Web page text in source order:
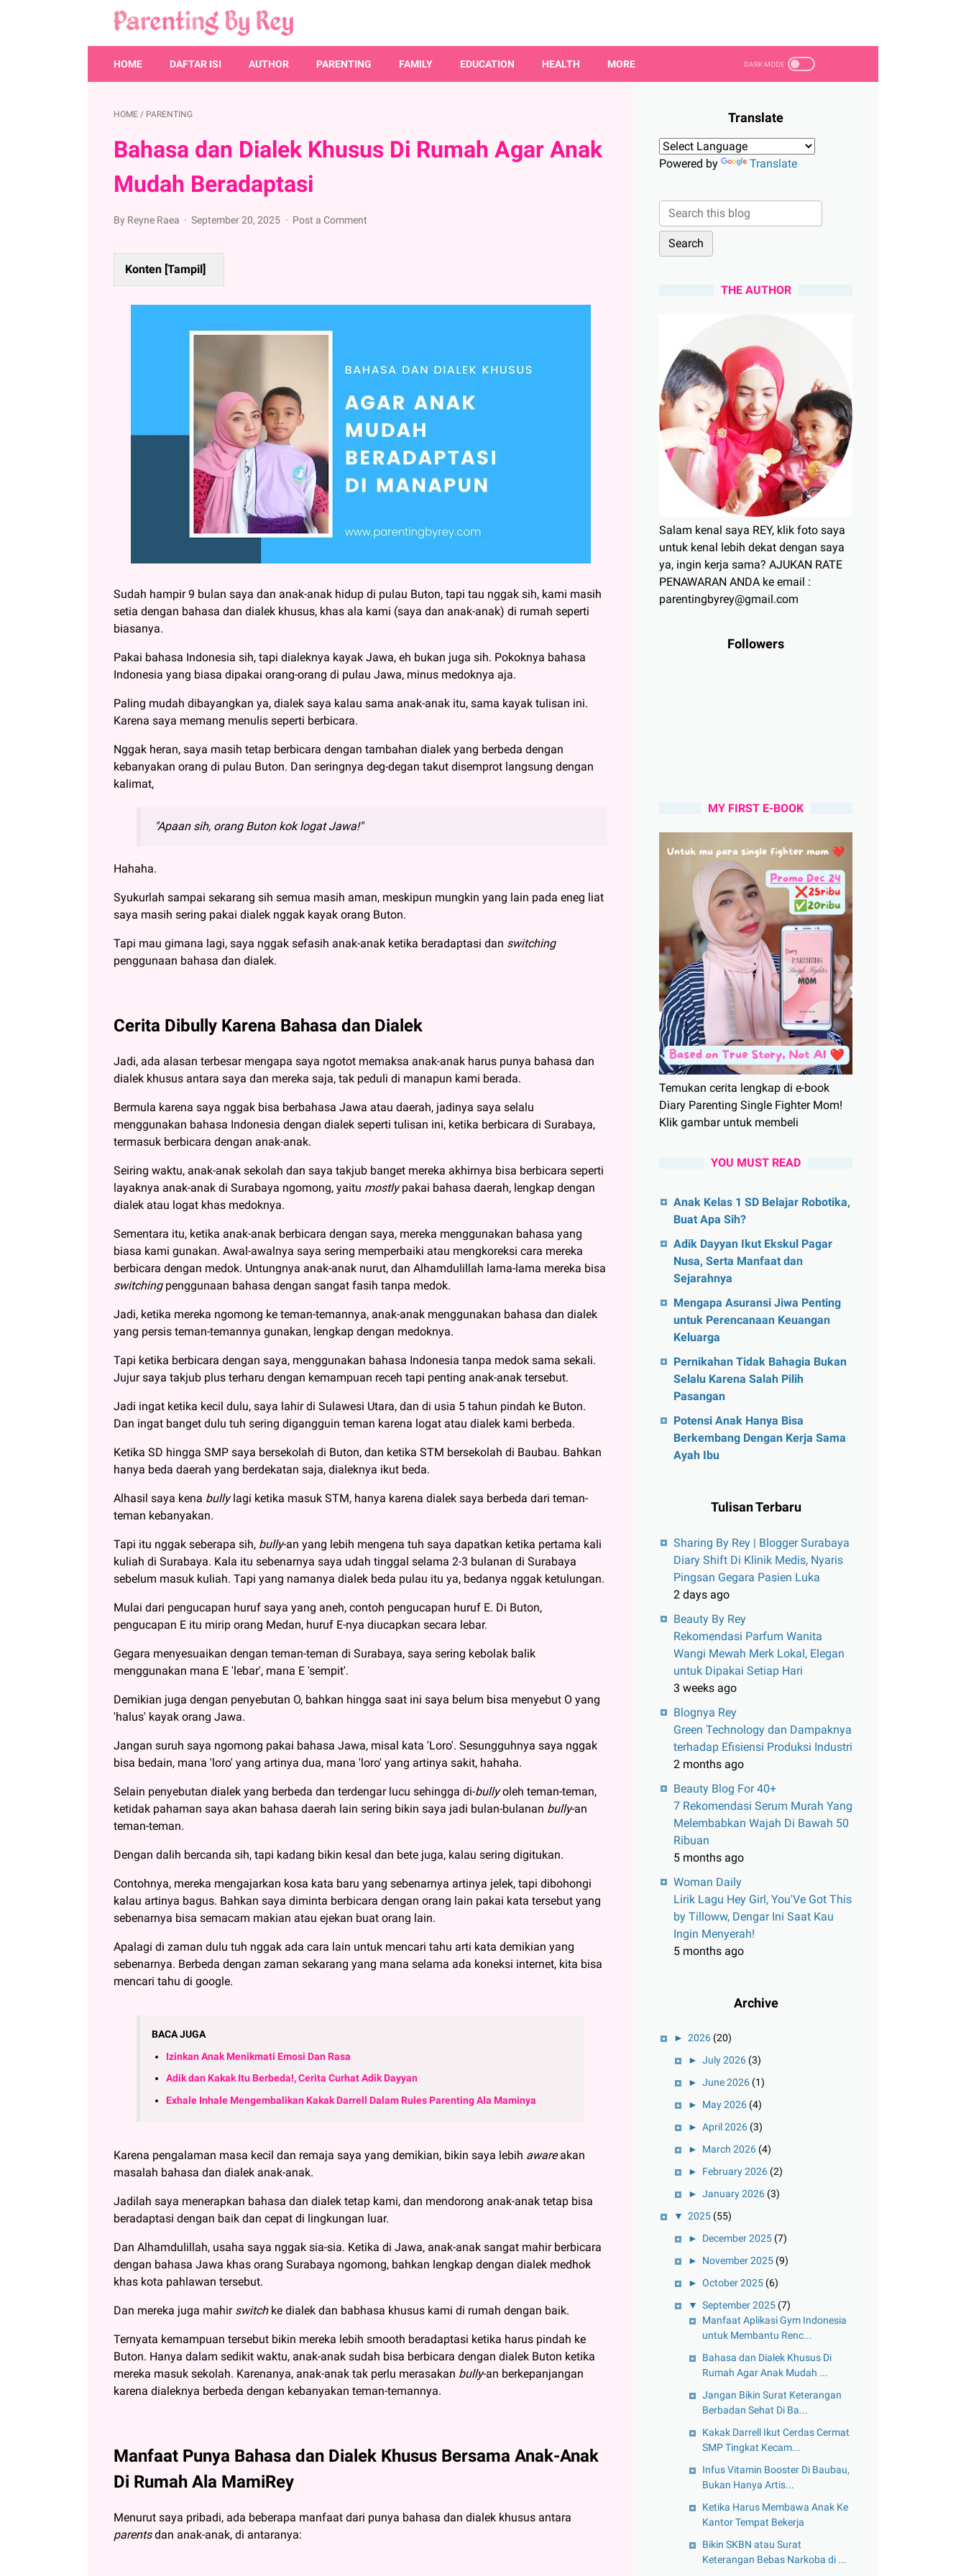
HOME DAFTAR ISI AUTHOR PARENTING FAMILY EDUCATION HEALTH MORE
HOME / PARENTING
Bahasa dan Dialek Khusus Di Rumah Agar Anak
Mudah Beradaptasi
By Reyne Raea September 20, 2025 Post a Comment
Konten [Tampil]
Sudah hampir 9 bulan saya dan anak-anak hidup di pulau Buton, tapi tau nggak sih, kami masih
setia dengan bahasa dan dialek khusus, khas ala kami (saya dan anak-anak) di rumah seperti
biasanya.
Pakai bahasa Indonesia sih, tapi dialeknya kayak Jawa, eh bukan juga sih. Pokoknya bahasa
Indonesia yang biasa dipakai orang-orang di pulau Jawa, minus medoknya aja.
Paling mudah dibayangkan ya, dialek saya kalau sama anak-anak itu, sama kayak tulisan ini.
Karena saya memang menulis seperti berbicara.
Nggak heran, saya masih tetap berbicara dengan tambahan dialek yang berbeda dengan
kebanyakan orang di pulau Buton. Dan seringnya deg-degan takut disemprot langsung dengan
kalimat,
"Apaan sih, orang Buton kok logat Jawa!"
Hahaha.
Syukurlah sampai sekarang sih semua masih aman, meskipun mungkin yang lain pada eneg liat
saya masih sering pakai dialek nggak kayak orang Buton.
Tapi mau gimana lagi, saya nggak sefasih anak-anak ketika beradaptasi dan switching
penggunaan bahasa dan dialek.
Cerita Dibully Karena Bahasa dan Dialek
Jadi, ada alasan terbesar mengapa saya ngotot memaksa anak-anak harus punya bahasa dan
dialek khusus antara saya dan mereka saja, tak peduli di manapun kami berada.
Bermula karena saya nggak bisa berbahasa Jawa atau daerah, jadinya saya selalu
menggunakan bahasa Indonesia dengan dialek seperti tulisan ini, ketika berbicara di Surabaya,
termasuk berbicara dengan anak-anak.
Seiring waktu, anak-anak sekolah dan saya takjub banget mereka akhirnya bisa berbicara seperti
layaknya anak-anak di Surabaya ngomong, yaitu mostlypakai bahasa daerah, lengkap dengan
dialek atau logat khas medoknya.
Sementara itu, ketika anak-anak berbicara dengan saya, mereka menggunakan bahasa yang
biasa kami gunakan. Awal-awalnya saya sering memperbaiki atau mengkoreksi cara mereka
berbicara dengan medok. Untungnya anak-anak nurut, dan Alhamdulillah lama-lama mereka bisa
switching penggunaan bahasa dengan sangat fasih tanpa medok.
Jadi, ketika mereka ngomong ke teman-temannya, anak-anak menggunakan bahasa dan dialek
yang persis teman-temannya gunakan, lengkap dengan medoknya.
Tapi ketika berbicara dengan saya, menggunakan bahasa Indonesia tanpa medok sama sekali.
Jujur saya takjub plus terharu dengan kemampuan receh tapi penting anak-anak tersebut.
Jadi ingat ketika kecil dulu, saya lahir di Sulawesi Utara, dan di usia 5 tahun pindah ke Buton.
Dan ingat banget dulu tuh sering digangguin teman karena logat atau dialek kami berbeda.
Ketika SD hingga SMP saya bersekolah di Buton, dan ketika STM bersekolah di Baubau. Bahkan
hanya beda daerah yang berdekatan saja, dialeknya ikut beda.
Alhasil saya kena bullylagi ketika masuk STM, hanya karena dialek saya berbeda dari teman-
teman kebanyakan.
Tapi itu nggak seberapa sih, bully-an yang lebih mengena tuh saya dapatkan ketika pertama kali
kuliah di Surabaya. Kala itu sebenarnya saya udah tinggal selama 2-3 bulanan di Surabaya
sebelum masuk kuliah. Tapi yang namanya dialek beda pulau itu ya, bedanya nggak ketulungan.
Mulai dari pengucapan huruf saya yang aneh, contoh pengucapan huruf E. Di Buton,
pengucapan E itu mirip orang Medan, huruf E-nya diucapkan secara lebar.
Gegara menyesuaikan dengan teman-teman di Surabaya, saya sering kebolak balik
menggunakan mana E 'lebar', mana E 'sempit'.
Demikian juga dengan penyebutan O, bahkan hingga saat ini saya belum bisa menyebut O yang
'halus' kayak orang Jawa.
Jangan suruh saya ngomong pakai bahasa Jawa, misal kata 'Loro'. Sesungguhnya saya nggak
bisa bedain, mana 'loro' yang artinya dua, mana 'loro' yang artinya sakit, hahaha.
Selain penyebutan dialek yang berbeda dan terdengar lucu sehingga di-bullyoleh teman-teman,
ketidak pahaman saya akan bahasa daerah lain sering bikin saya jadi bulan-bulanan bully-an
teman-teman.
Dengan dalih bercanda sih, tapi kadang bikin kesal dan bete juga, kalau sering digitukan.
Contohnya, mereka mengajarkan kosa kata baru yang sebenarnya artinya jelek, tapi dibohongi
kalau artinya bagus. Bahkan saya diminta berbicara dengan orang lain pakai kata tersebut yang
sebenarnya bisa semacam makian atau ejekan buat orang lain.
Apalagi di zaman dulu tuh nggak ada cara lain untuk mencari tahu arti kata demikian yang
sebenarnya. Berbeda dengan zaman sekarang yang mana selama ada koneksi internet, kita bisa
mencari tahu di google.
BACA JUGA
Izinkan Anak Menikmati Emosi Dan Rasa
Adik dan Kakak Itu Berbeda!, Cerita Curhat Adik Dayyan
Exhale Inhale Mengembalikan Kakak Darrell Dalam Rules Parenting Ala Maminya
Karena pengalaman masa kecil dan remaja saya yang demikian, bikin saya lebih awareakan
masalah bahasa dan dialek anak-anak.
Jadilah saya menerapkan bahasa dan dialek tetap kami, dan mendorong anak-anak tetap bisa
beradaptasi dengan baik dan cepat di lingkungan luar.
Dan Alhamdulillah, usaha saya nggak sia-sia. Ketika di Jawa, anak-anak sangat mahir berbicara
dengan bahasa Jawa khas orang Surabaya ngomong, bahkan lengkap dengan dialek medhok
khas kota pahlawan tersebut.
Dan mereka juga mahir switch ke dialek dan babhasa khusus kami di rumah dengan baik.
Ternyata kemampuan tersebut bikin mereka lebih smooth beradaptasi ketika harus pindah ke
Buton. Hanya dalam sedikit waktu, anak-anak sudah bisa berbicara dengan dialek Buton ketika
mereka masuk sekolah. Karenanya, anak-anak tak perlu merasakan bully-an berkepanjangan
karena dialeknya berbeda dengan kebanyakan teman-temannya.
Manfaat Punya Bahasa dan Dialek Khusus Bersama Anak-Anak
Di Rumah Ala MamiRey
Menurut saya pribadi, ada beberapa manfaat dari punya bahasa dan dialek khusus antara
parentsdan anak-anak, di antaranya:
Translate
Powered by Translate
THE AUTHOR
Salam kenal saya REY, klik foto saya
untuk kenal lebih dekat dengan saya
ya, ingin kerja sama? AJUKAN RATE
PENAWARAN ANDA ke email :
parentingbyrey@gmail.com
Followers
MY FIRST E-BOOK
Temukan cerita lengkap di e-book
Diary Parenting Single Fighter Mom!
Klik gambar untuk membeli
YOU MUST READ
Anak Kelas 1 SD Belajar Robotika,
Buat Apa Sih?
Adik Dayyan Ikut Ekskul Pagar
Nusa, Serta Manfaat dan
Sejarahnya
Mengapa Asuransi Jiwa Penting
untuk Perencanaan Keuangan
Keluarga
Pernikahan Tidak Bahagia Bukan
Selalu Karena Salah Pilih
Pasangan
Potensi Anak Hanya Bisa
Berkembang Dengan Kerja Sama
Ayah Ibu
Tulisan Terbaru
Sharing By Rey | Blogger Surabaya
Diary Shift Di Klinik Medis, Nyaris
Pingsan Gegara Pasien Luka
2 days ago
Beauty By Rey
Rekomendasi Parfum Wanita
Wangi Mewah Merk Lokal, Elegan
untuk Dipakai Setiap Hari
3 weeks ago
Blognya Rey
Green Technology dan Dampaknya
terhadap Efisiensi Produksi Industri
2 months ago
Beauty Blog For 40+
7 Rekomendasi Serum Murah Yang
Melembabkan Wajah Di Bawah 50
Ribuan
5 months ago
Woman Daily
Lirik Lagu Hey Girl, You'Ve Got This
by Tilloww, Dengar Ini Saat Kau
Ingin Menyerah!
5 months ago
Archive
► 2026 (20)
► July 2026 (3)
► June 2026 (1)
► May 2026 (4)
► April 2026 (3)
► March 2026 (4)
► February 2026 (2)
► January 2026 (3)
▼ 2025 (55)
► December 2025 (7)
► November 2025 (9)
► October 2025 (6)
▼ September 2025 (7)
Manfaat Aplikasi Gym Indonesia
untuk Membantu Renc...
Bahasa dan Dialek Khusus Di
Rumah Agar Anak Mudah ...
Jangan Bikin Surat Keterangan
Berbadan Sehat Di Ba...
Kakak Darrell Ikut Cerdas Cermat
SMP Tingkat Kecam...
Infus Vitamin Booster Di Baubau,
Bukan Hanya Artis...
Ketika Harus Membawa Anak Ke
Kantor Tempat Bekerja
Bikin SKBN atau Surat
Keterangan Bebas Narkoba di ...